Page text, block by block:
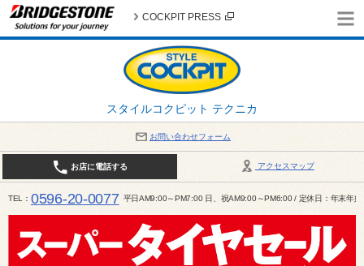
スタイルコクピット テクニカ
COCKPIT PRESS
お問い合わせフォーム
アクセスマップ
お店に電話する
TEL 0596-20-0077 平日AM9:00～PM7:00 日、祝AM9:00～PM6:00 / 定休日：年末年